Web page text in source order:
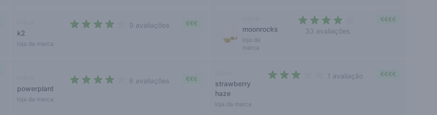
k2
loja da marca
9 avaliações €€€
moonrocks
loja da
marca
33 avaliações
€€€€
powerplant
loja da marca
6 avaliações €€€
strawberry
haze
loja da marca
1 avaliação €€€€